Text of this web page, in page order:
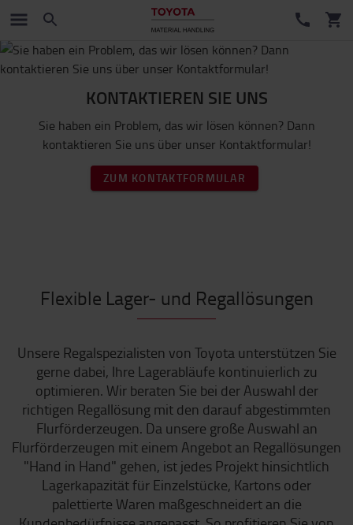
KONTAKTIEREN SIE UNS
Sie haben ein Problem, das wir lösen können? Dann
kontaktieren Sie uns über unser Kontaktformular!
ZUM KONTAKTFORMULAR
Flexible Lager- und Regallösungen
Unsere Regalspezialisten von Toyota unterstützen Sie
gerne dabei, Ihre Lagerabläufe kontinuierlich zu
optimieren. Wir beraten Sie bei der Auswahl der
richtigen Regallösung mit den darauf abgestimmten
Flurförderzeugen. Da unsere große Auswahl an
Flurförderzeugen mit einem Angebot an Regallösungen
"Hand in Hand" gehen, ist jedes Projekt hinsichtlich
Lagerkapazität für Einzelstücke, Kartons oder
palettierte Waren maßgeschneidert an die